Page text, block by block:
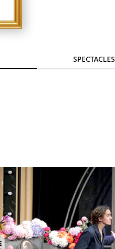
SPECTACLES